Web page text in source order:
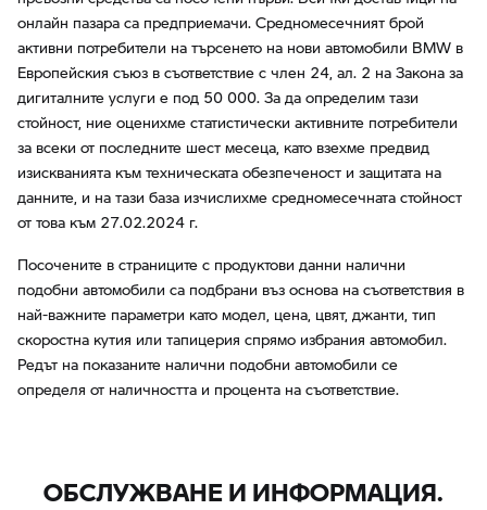
онлайн пазара са предприемачи. Средномесечният брой
активни потребители на търсенето на нови автомобили BMW в
Европейския съюз в съответствие с член 24, ал. 2 на Закона за
дигиталните услуги е под 50 000. За да определим тази
стойност, ние оценихме статистически активните потребители
за всеки от последните шест месеца, като взехме предвид
изискванията към техническата обезпеченост и защитата на
данните, и на тази база изчислихме средномесечната стойност
от това към 27.02.2024 г.
Посочените в страниците с продуктови данни налични
подобни автомобили са подбрани въз основа на съответствия в
най-важните параметри като модел, цена, цвят, джанти, тип
скоростна кутия или тапицерия спрямо избрания автомобил.
Редът на показаните налични подобни автомобили се
определя от наличността и процента на съответствие.
ОБСЛУЖВАНЕ И ИНФОРМАЦИЯ.